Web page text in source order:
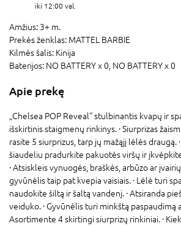
iki 12:00 val.
Amžius: 3+ m.
Prekės ženklas: MATTEL BARBIE
Kilmės šalis: Kinija
Baterijos: NO BATTERY x 0, NO BATTERY x 0
Apie prekę
„Chelsea POP Reveal“ stulbinantis kvapų ir
išskirtinis staigmenų rinkinys. · Siurprizas
rasite 5 siurprizus, tarp jų mažąjį lėlės draugą.
šiaudeliu pradurkite pakuotės viršų ir
· Atsiskleis vynuogės, braškės, arbūzo ar
gyvūnėlis taip pat kvepia vaisiais. · Lėlė turi
naudokite šiltą ir šaltą vandenį. · Atsiranda
veiduko. · Gyvūnėlis turi minkštą paspaudimą
Asortimente 4 skirtingi siurprizų rinkiniai. ·